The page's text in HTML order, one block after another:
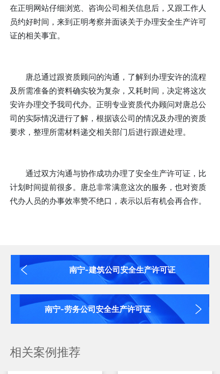
在正明网站仔细浏览、咨询公司相关信息后，又跟工作人
员约好时间，来到正明考察并面谈关于办理安全生产许可
证的相关事宜。
唐总通过跟资质顾问的沟通，了解到办理安许的流程
及所需准备的资料确实较为复杂，又耗时间，决定将这次
安许办理交予我司代办。正明专业资质代办顾问对唐总公
司的实际情况进行了解，根据该公司的情况及办理的资质
要求，整理所需材料递交相关部门后进行跟进处理。
通过双方沟通与协作成功办理了安全生产许可证，比
计划时间提前很多。唐总非常满意这次的服务，也对资质
代办人员的办事效率赞不绝口，表示以后有机会再合作。
南宁-建筑公司安全生产许可证
南宁-劳务公司安全生产许可证
相关案例推荐